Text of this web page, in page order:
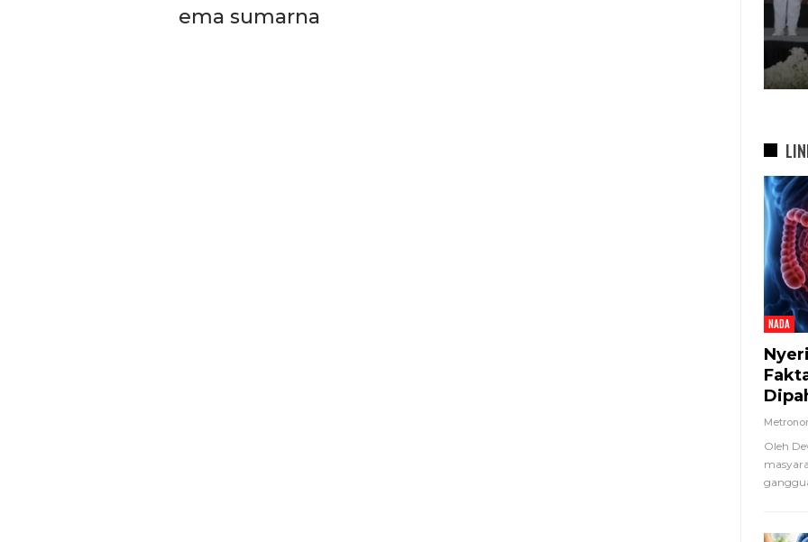
ema sumarna
Skema Pembiayaan Koperasi
NADA
Oleh